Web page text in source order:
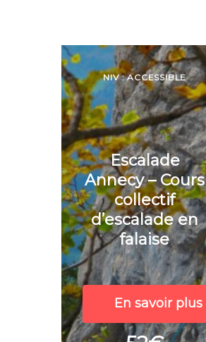
NIV : ACCESSIBLE
Escalade
Annecy – Cours
collectif
d’escalade en
falaise
En savoir plus